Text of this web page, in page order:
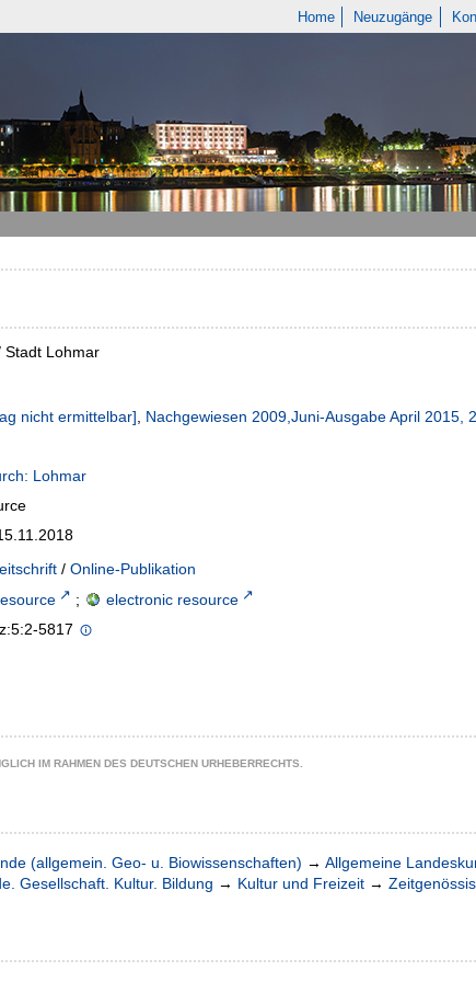
Home Neuzugänge
Stadt Lohmar
nicht ermittelbar], Nachgewiesen 2009,Juni-Ausgabe April 2015,
Lohmar
/ Online-Publikation
;
electronic resource
5817
IM RAHMEN DES DEUTSCHEN URHEBERRECHTS.
(allgemein. Geo- u. Biowissenschaften) → Allgemeine
Gesellschaft. Kultur. Bildung → Kultur und Freizeit →